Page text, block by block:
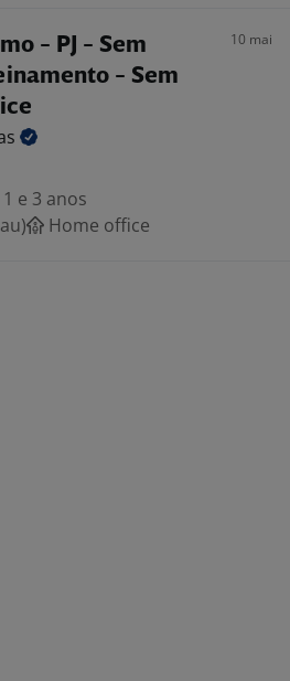
- PJ - Sem
- Sem
10 mai
e 3 anos
Home office